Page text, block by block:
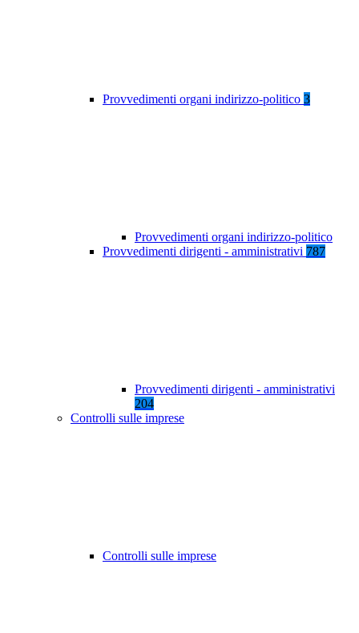
Provvedimenti organi indirizzo-politico 3
Provvedimenti organi indirizzo-politico
Provvedimenti dirigenti - amministrativi 787
Provvedimenti dirigenti - amministrativi
204
Controlli sulle imprese
Controlli sulle imprese